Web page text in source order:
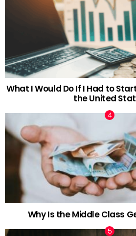
What I Would Do If I Had to
the United
Why Is the Middle Class